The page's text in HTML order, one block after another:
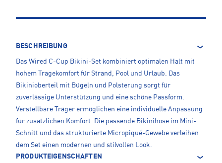
BESCHREIBUNG
Das Wired C-Cup Bikini-Set kombiniert optimalen Halt mit
hohem Tragekomfort für Strand, Pool und Urlaub. Das
Bikinioberteil mit Bügeln und Polsterung sorgt für
zuverlässige Unterstützung und eine schöne Passform.
Verstellbare Träger ermöglichen eine individuelle Anpassung
für zusätzlichen Komfort. Die passende Bikinihose im Mini-
Schnitt und das strukturierte Micropiqué-Gewebe verleihen
dem Set einen modernen und stilvollen Look.
PRODUKTEIGENSCHAFTEN